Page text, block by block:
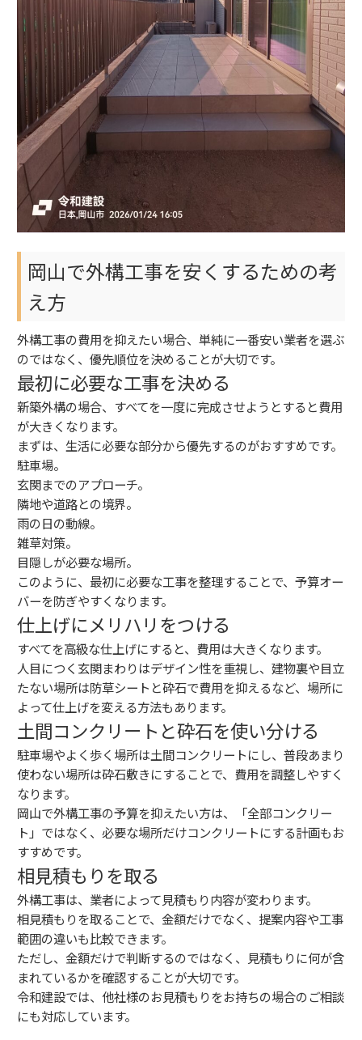
岡山で外構工事を安くするための考
え方
外構工事の費用を抑えたい場合、単純に一番安い業者を選ぶ
のではなく、優先順位を決めることが大切です。
最初に必要な工事を決める
新築外構の場合、すべてを一度に完成させようとすると費用
が大きくなります。
まずは、生活に必要な部分から優先するのがおすすめです。
駐車場。
玄関までのアプローチ。
隣地や道路との境界。
雨の日の動線。
雑草対策。
目隠しが必要な場所。
このように、最初に必要な工事を整理することで、予算オー
バーを防ぎやすくなります。
仕上げにメリハリをつける
すべてを高級な仕上げにすると、費用は大きくなります。
人目につく玄関まわりはデザイン性を重視し、建物裏や目立
たない場所は防草シートと砕石で費用を抑えるなど、場所に
よって仕上げを変える方法もあります。
土間コンクリートと砕石を使い分ける
駐車場やよく歩く場所は土間コンクリートにし、普段あまり
使わない場所は砕石敷きにすることで、費用を調整しやすく
なります。
岡山で外構工事の予算を抑えたい方は、「全部コンクリー
ト」ではなく、必要な場所だけコンクリートにする計画もお
すすめです。
相見積もりを取る
外構工事は、業者によって見積もり内容が変わります。
相見積もりを取ることで、金額だけでなく、提案内容や工事
範囲の違いも比較できます。
ただし、金額だけで判断するのではなく、見積もりに何が含
まれているかを確認することが大切です。
令和建設では、他社様のお見積もりをお持ちの場合のご相談
にも対応しています。